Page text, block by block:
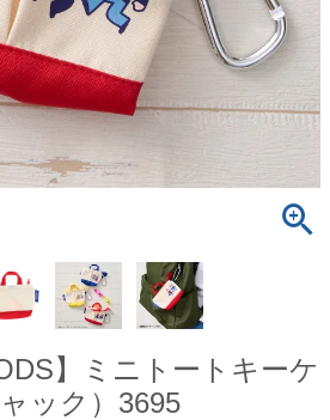
】ミニトートキーケ
ック）3695